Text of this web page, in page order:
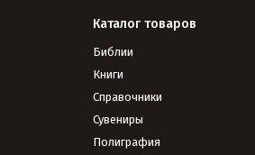
Каталог товаров
Библии
Книги
Справочники
Сувениры
Полиграфия